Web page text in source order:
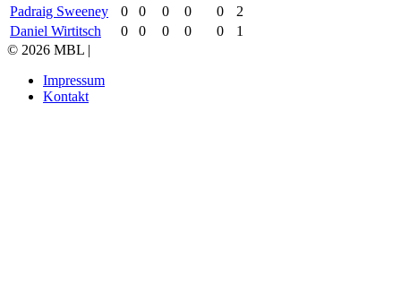
Padraig Sweeney
0 0 0 0 0
2
Daniel Wirtitsch
0 0 0 0 0
1
© 2026 MBL |
Impressum
Kontakt